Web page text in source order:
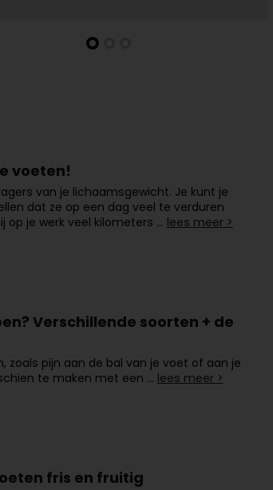
voeten!
van je lichaamsgewicht. Je kunt je
dat ze op een dag veel te verduren
op je werk veel kilometers … lees meer >
Verschillende soorten + de
zoals pijn aan de bal van je voet of aan je
te maken met een … lees meer >
fris en fruitig